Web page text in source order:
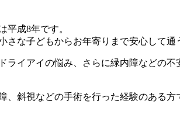
成8年です。
な子どもからお年寄りまで安心して通
イアイの悩み、さらに緑内障などの
斜視などの手術を行った経験のある